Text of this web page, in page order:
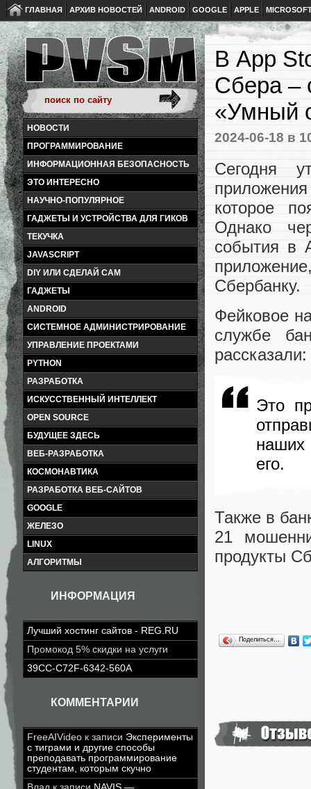
ГЛАВНАЯ АРХИВ НОВОСТЕЙ ANDROID GOOGLE APPLE
НОВОСТИ
ПРОГРАММИРОВАНИЕ
ИНФОРМАЦИОННАЯ БЕЗОПАСНОСТЬ
ЭТО ИНТЕРЕСНО
НАУЧНО-ПОПУЛЯРНОЕ
ГАДЖЕТЫ И УСТРОЙСТВА ДЛЯ ГИКОВ
ТЕКУЧКА
JAVASCRIPT
DIY ИЛИ СДЕЛАЙ САМ
ГАДЖЕТЫ
ANDROID
СИСТЕМНОЕ АДМИНИСТРИРОВАНИЕ
УПРАВЛЕНИЕ ПРОЕКТАМИ
PYTHON
РАЗРАБОТКА
ИСКУССТВЕННЫЙ ИНТЕЛЛЕКТ
OPEN SOURCE
БУДУЩЕЕ ЗДЕСЬ
ВЕБ-РАЗРАБОТКА
КОСМОНАВТИКА
РАЗРАБОТКА ВЕБ-САЙТОВ
GOOGLE
ЖЕЛЕЗО
LINUX
АЛГОРИТМЫ
ИНФОРМАЦИЯ
Лучший хостинг сайтов - REG.RU
Промокод 5% скидки на услуги
39CC-C72F-6342-560A
КОММЕНТАРИИ
FreeAIVideo к записи Эксперименты
с тиграми и другие способы
преподавать программирование
студентам, которым скучно
В App
Сбера –
«Умный
2024-06-18 в
Сегодня
которое
Однако
события в
Сбербанку.
Фейковое
службе
рассказали:
Это
наших
его.
Также в
21
продукты
Поделиться…